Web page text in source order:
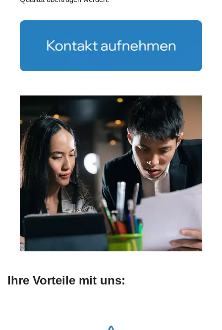
Ihre Vorteile mit uns: